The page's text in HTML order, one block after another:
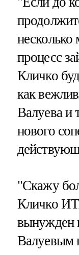
несколько
процесс
Кличко
как
Валуева и
нового
"Скажу
Кличко
вынужден
Валуевым